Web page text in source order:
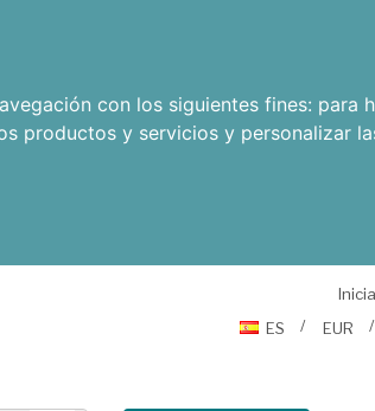
con los siguientes fines: para
productos y servicios y personalizar
ES
EUR